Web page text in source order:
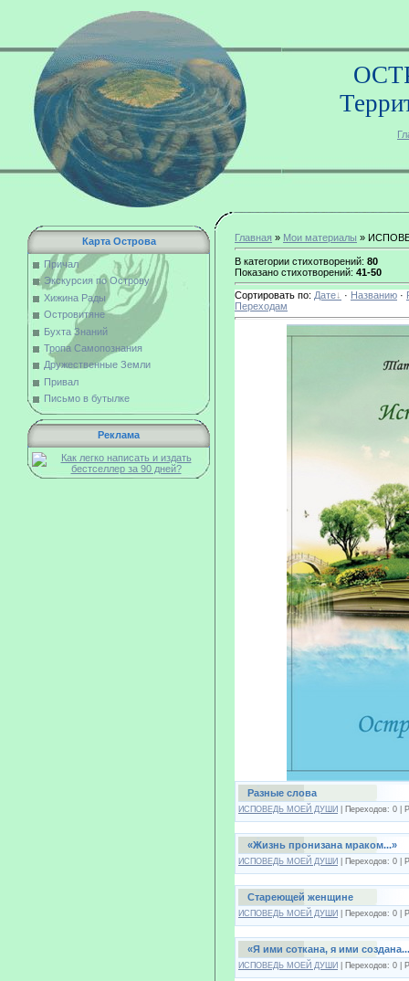
Карта Острова
Причал
Экскурсия по Острову
Хижина Рады
Островитяне
Бухта Знаний
Тропа Самопознания
Дружественные Земли
Привал
Письмо в бутылке
Реклама
Главная » Мои материалы »
В категории стихотворений: 80
Показано стихотворений: 41-50
Сортировать по: Дате · Названию ·
Переходам
Разные слова
ИСПОВЕДЬ МОЕЙ ДУШИ | Переходов: 0 |
«Жизнь пронизана мраком...»
ИСПОВЕДЬ МОЕЙ ДУШИ | Переходов: 0 |
Стареющей женщине
ИСПОВЕДЬ МОЕЙ ДУШИ | Переходов: 0 |
«Я ими соткана, я ими
ИСПОВЕДЬ МОЕЙ ДУШИ | Переходов: 0 |